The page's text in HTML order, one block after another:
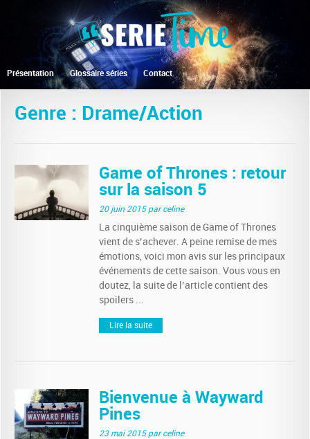
Présentation Glossaire séries Contact
Genre : Drame/Action
Game of Thrones : retour
sur la saison 5
20 juin 2015par celine
La cinquième saison de Game of Thrones
vient de s’achever. A peine remise de mes
émotions, voici mon avis sur les principaux
événements de cette saison. Vous vous en
doutez, la suite de l’article contient des
spoilers ...
Lire la suite
Bienvenue à Wayward
Pines
23 mai 2015par celine